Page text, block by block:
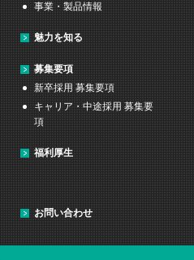
事業・製品情報
魅力を知る
募集要項
新卒採用 募集要項
キャリア・中途採用 募集要
項
福利厚生
お問い合わせ